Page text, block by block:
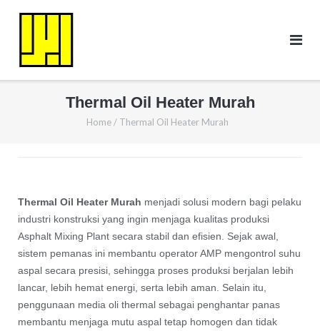
Thermal Oil Heater Murah
Home / Thermal Oil Heater Murah
Thermal Oil Heater Murah menjadi solusi modern bagi pelaku
industri konstruksi yang ingin menjaga kualitas produksi
Asphalt Mixing Plant secara stabil dan efisien. Sejak awal,
sistem pemanas ini membantu operator AMP mengontrol suhu
aspal secara presisi, sehingga proses produksi berjalan lebih
lancar, lebih hemat energi, serta lebih aman. Selain itu,
penggunaan media oli thermal sebagai penghantar panas
membantu menjaga mutu aspal tetap homogen dan tidak